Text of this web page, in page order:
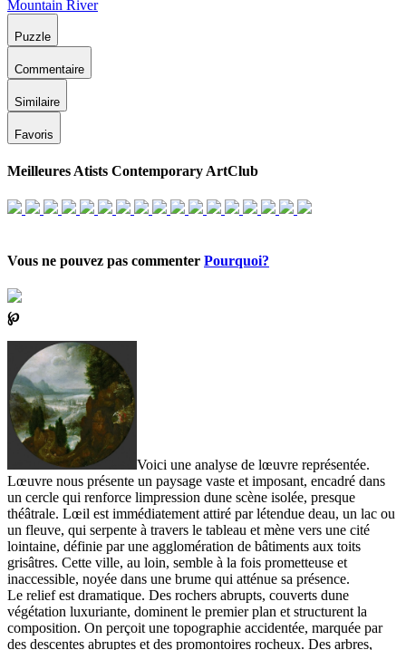
Puzzle
Commentaire
Similaire
Favoris
Meilleures Atists Contemporary ArtClub
Vous ne pouvez pas commenter Pourquoi?
℘
Voici une analyse de lœuvre représentée.
Lœuvre nous présente un paysage vaste et imposant, encadré dans
un cercle qui renforce limpression dune scène isolée, presque
théâtrale. Lœil est immédiatement attiré par létendue deau, un lac ou
un fleuve, qui serpente à travers le tableau et mène vers une cité
lointaine, définie par une agglomération de bâtiments aux toits
grisâtres. Cette ville, au loin, semble à la fois prometteuse et
inaccessible, noyée dans une brume qui atténue sa présence.
Le relief est dramatique. Des rochers abrupts, couverts dune
végétation luxuriante, dominent le premier plan et structurent la
composition. On perçoit une topographie accidentée, marquée par
des descentes abruptes et des promontoires rocheux. Des arbres,